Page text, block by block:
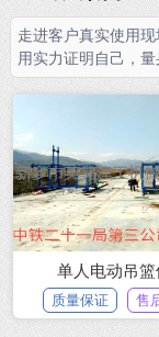
走进客户真实使用
用实力证明自己，
单人电动吊篮
质量保证 售